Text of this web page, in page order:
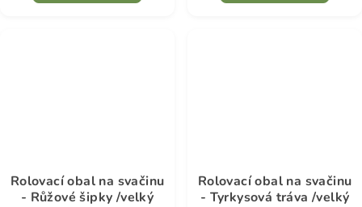
Rolovací obal na svačinu
- Růžové šipky /velký
Rolovací obal na svačinu
- Tyrkysová tráva /velký